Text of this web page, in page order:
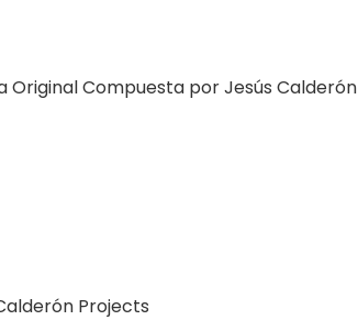
Original Compuesta por Jesús Calderón
Projects